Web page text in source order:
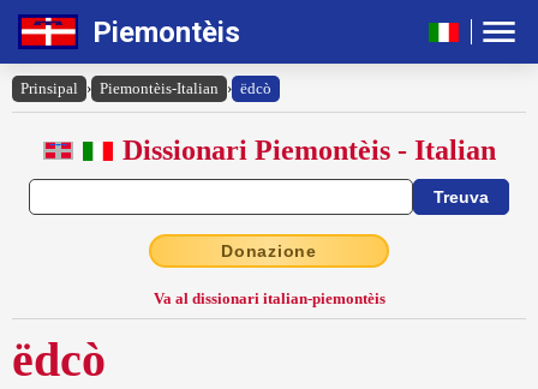
Piemontèis
Prinsipal › Piemontèis-Italian › ëdcò
Dissionari Piemontèis - Italian
Donazione
Va al dissionari italian-piemontèis
ëdcò